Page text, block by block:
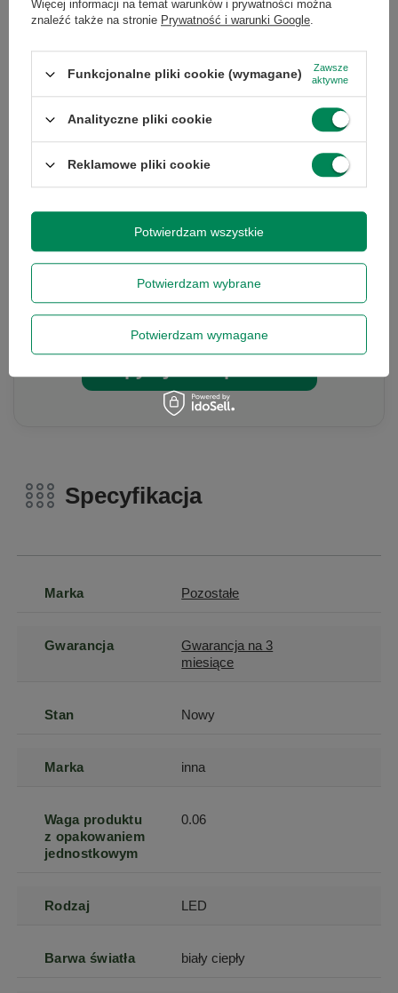
5,90 zł / szt.
wprowadzeniem obniżki:
Chcesz się w czymś upewnić lub
masz dodatkowe pytanie?
Skorzystaj z naszej pomocy!
+48 796 758 658
info@greencomputers.pl
Specyfikacja
Marka Pozostałe
Gwarancja
Gwarancja na 3
miesiące
Stan Nowy
Marka inna
Waga produktu
z opakowaniem
jednostkowym
0.06
Rodzaj LED
Barwa światła biały ciepły
Więcej informacji na temat warunków i prywatności można
znaleźć także na stronie Prywatność i warunki Google.
Funkcjonalne pliki cookie (wymagane)
Zawsze
aktywne
Analityczne pliki cookie
Reklamowe pliki cookie
Potwierdzam wybrane
Potwierdzam wymagane
Potwierdzam wszystkie